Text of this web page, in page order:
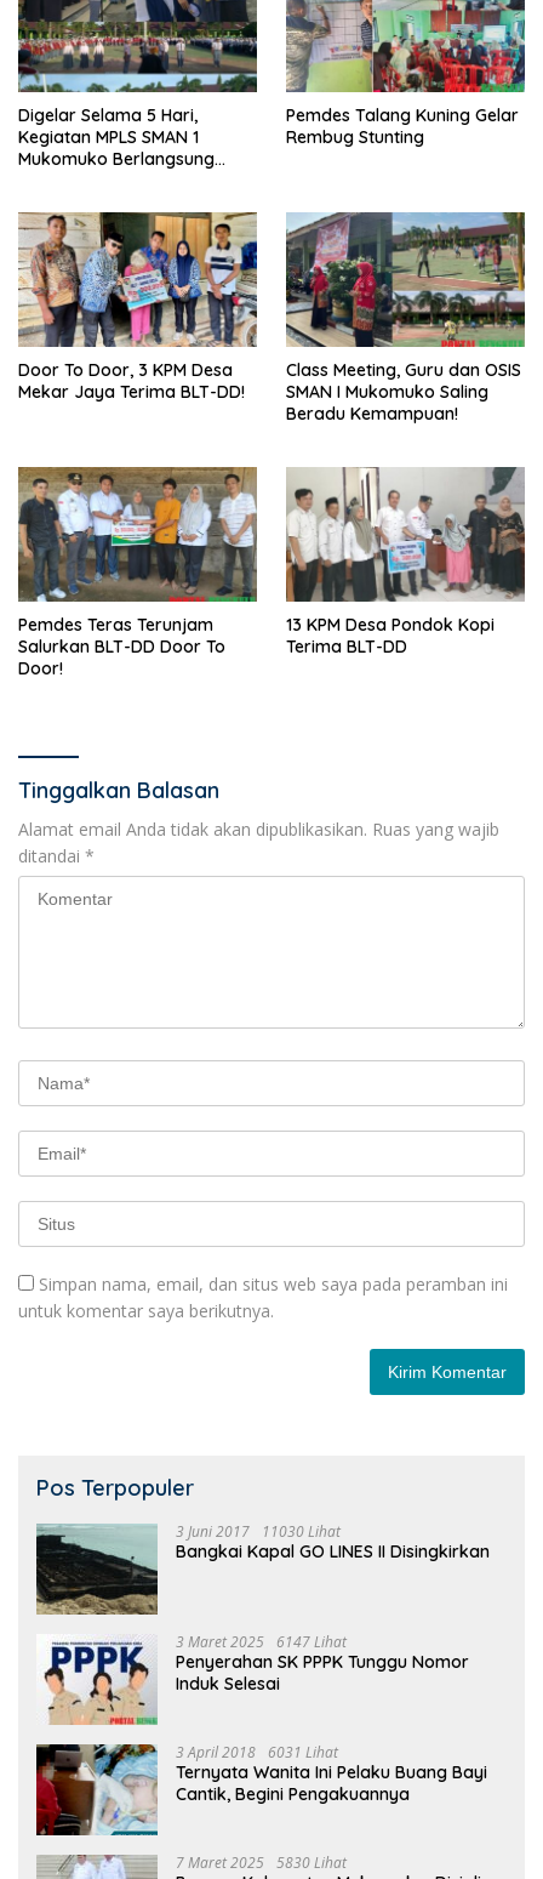
Digelar Selama 5 Hari,
Kegiatan MPLS SMAN 1
Mukomuko Berlangsung
Pemdes Talang Kuning Gelar
Rembug Stunting
Door To Door, 3 KPM Desa
Mekar Jaya Terima BLT-DD!
Class Meeting, Guru dan OSIS
SMAN I Mukomuko Saling
Beradu Kemampuan!
Pemdes Teras Terunjam
Salurkan BLT-DD Door To
Door!
13 KPM Desa Pondok Kopi
Terima BLT-DD
Tinggalkan Balasan
Alamat email Anda tidak akan dipublikasikan. Ruas yang wajib
ditandai *
Simpan nama, email, dan situs web saya pada peramban ini
untuk komentar saya berikutnya.
Pos Terpopuler
3 Juni 2017 11030 Lihat
Bangkai Kapal GO LINES II Disingkirkan
3 Maret 2025 6147 Lihat
Penyerahan SK PPPK Tunggu Nomor
Induk Selesai
3 April 2018 6031 Lihat
Ternyata Wanita Ini Pelaku Buang Bayi
Cantik, Begini Pengakuannya
7 Maret 2025 5830 Lihat